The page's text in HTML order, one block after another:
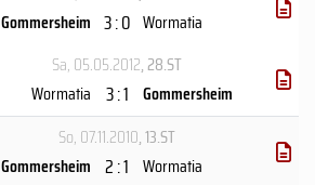
Gommersheim 3 : 0 Wormatia
Sa, 05.05.2012, 28.ST
Wormatia 3 : 1 Gommersheim
So, 07.11.2010, 13.ST
Gommersheim 2 : 1 Wormatia